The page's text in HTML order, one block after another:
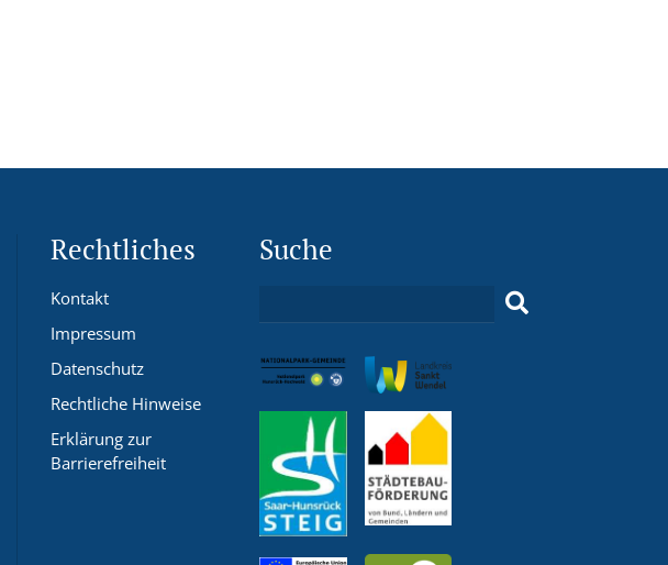
Rechtliches
Kontakt
Impressum
Datenschutz
Rechtliche Hinweise
Erklärung zur
Barrierefreiheit
Suche